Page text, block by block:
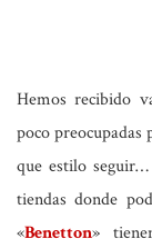
Hemos recibido
poco
que estilo
tiendas donde
«Benetton»